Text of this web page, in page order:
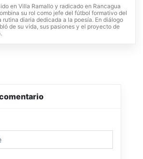
en Villa Ramallo y radicado en Rancagua
su rol como jefe del fútbol formativo del
rutina diaria dedicada a la poesía. En diálogo
de su vida, sus pasiones y el proyecto de